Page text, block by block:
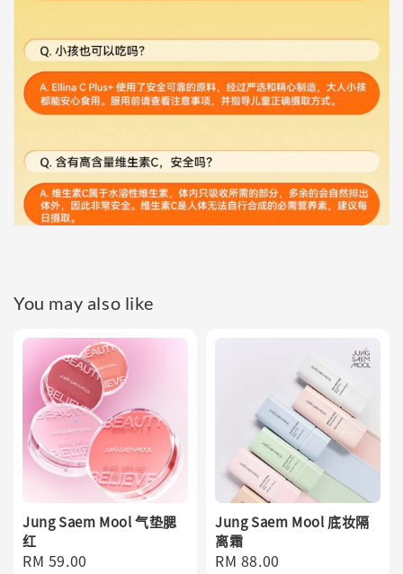
You may also like
Jung Saem Mool 气垫腮
红
Regular
RM 59.00
Jung Saem Mool 底妆隔
离霜
Regular
RM 88.00